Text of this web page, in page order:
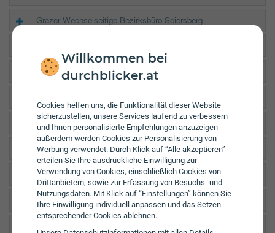
Willkommen bei
durchblicker.at
Cookies helfen uns, die Funktionalität dieser Website
sicherzustellen, unsere Services laufend zu verbessern
und Ihnen personalisierte Empfehlungen anzuzeigen
außerdem werden Cookies zur Personalisierung von
Werbung verwendet. Durch Klick auf “Alle akzeptieren”
erteilen Sie Ihre ausdrückliche Einwilligung zur
Verwendung von Cookies, einschließlich Cookies von
Drittanbietern, sowie zur Erfassung von Besuchs- und
Nutzungsdaten. Mit Klick auf “Einstellungen” können Sie
Ihre Einwilligung individuell anpassen und das Setzen
entsprechender Cookies ablehnen.
Grazer Wechselseitige Bezirksbüro Seiersberg
Grazer Wechselseitige Kundencenter Gratkorn
UNIQA Service Center Leibnitz
UNIQA Agentur Hödl
UNIQA GA Pronegg
Grazer Wechselseitige Kundencenter Gleinstätten